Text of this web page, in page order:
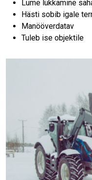
Lume lükkamine
Hästi sobib igale
Manööverdatav
Tuleb ise objektile